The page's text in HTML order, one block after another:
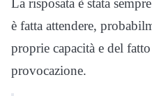
La risposata è stata
è fatta attendere,
proprie capacità e del
provocazione.